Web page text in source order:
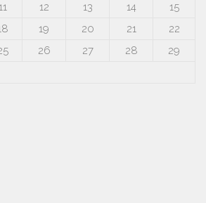
12 13 14
15
19 20 21
22
26 27 28
29